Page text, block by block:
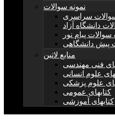
نمونه سوالات
سراسری
دانشگاه آزاد
سوالات پیام نور
پیش دانشگاهی
منابع لاتین
فنی مهندسی
علوم انسانی
علوم پزشکی
کتابهای عمومی
کتابهای آموزشی